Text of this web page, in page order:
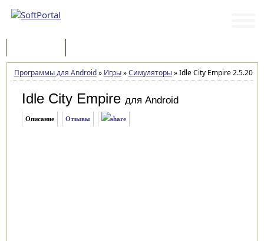
Программы для Android» Игры»Симуляторы»Idle City Empire 2.5.20
Idle City Empire для Android
Описание Отзывы